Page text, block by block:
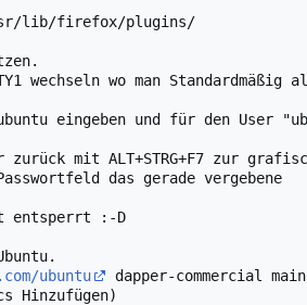
lib/firefox/plugins/
wechseln wo man Standardmäßig
eingeben und für den User
mit ALT+STRG+F7 zur
das gerade vergebene
:-D
ubuntu
dapper-commercial main
Hinzufügen)